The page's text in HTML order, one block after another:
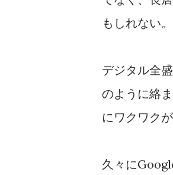
もしれない
デジタル全
のように絡
にワクワク
久々に